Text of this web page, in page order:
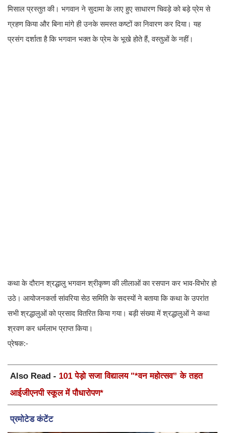
मिसाल प्रस्तुत की। भगवान ने सुदामा के लाए हुए साधारण चिवड़े को बड़े प्रेम से
ग्रहण किया और बिना मांगे ही उनके समस्त कष्टों का निवारण कर दिया। यह
प्रसंग दर्शाता है कि भगवान भक्त के प्रेम के भूखे होते हैं, वस्तुओं के नहीं।
कथा के दौरान श्रद्धालु भगवान श्रीकृष्ण की लीलाओं का रसपान कर भाव-विभोर हो
उठे। आयोजनकर्ता सांवरिया सेठ समिति के सदस्यों ने बताया कि कथा के उपरांत
सभी श्रद्धालुओं को प्रसाद वितरित किया गया। बड़ी संख्या में श्रद्धालुओं ने कथा
श्रवण कर धर्मलाभ प्राप्त किया।
प्रेषक:-
Also Read - 101 पेड़ो सजा विद्यालय "*वन महोत्सव” के तहत
आईजीएनपी स्कूल में पौधारोपण*